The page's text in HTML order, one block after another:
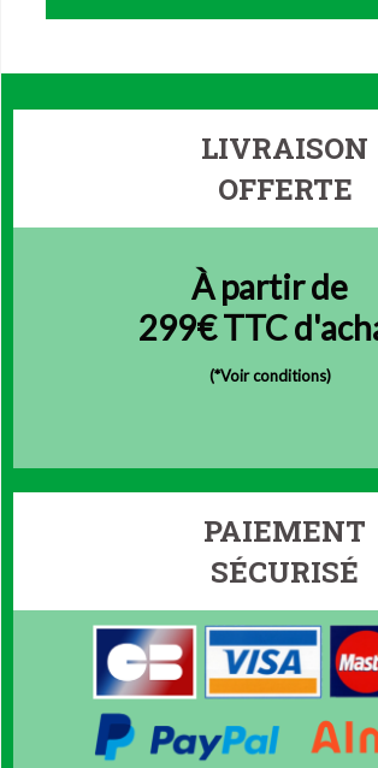
LIVRAISON
OFFERTE
À partir de
299€ TTC
(*Voir conditions)
PAIEMENT
SÉCURISÉ